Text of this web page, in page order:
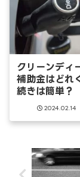
クリーンディ
補助金はどれ
続きは簡単？
2024.02.14